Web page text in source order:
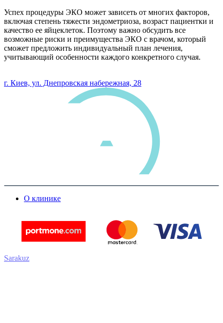
Успех процедуры ЭКО может зависеть от многих факторов,
включая степень тяжести эндометриоза, возраст пациентки и
качество ее яйцеклеток. Поэтому важно обсудить все
возможные риски и преимущества ЭКО с врачом, который
сможет предложить индивидуальный план лечения,
учитывающий особенности каждого конкретного случая.
г. Киев, ул. Днепровская набережная, 28
О клинике
Sarakuz